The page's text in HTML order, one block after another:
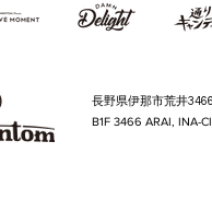
長野県伊那市荒井
B1F 3466 ARAI, INA-